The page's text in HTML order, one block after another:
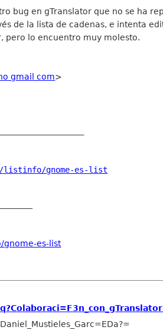
bug en gTranslator que no se ha
de la lista de cadenas, e intenta
pero lo encuentro muy molesto.
gmail com>
listinfo/gnome-es-list
gnome-es-list